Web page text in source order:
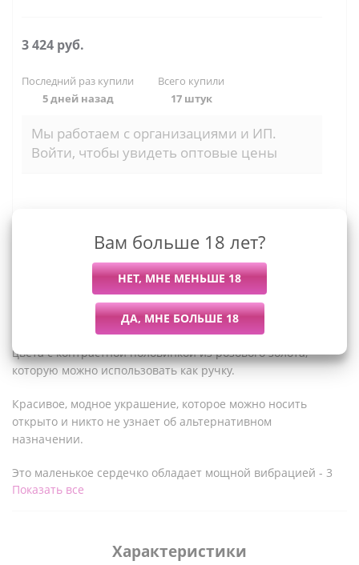
3 424 руб.
Последний раз купили
5 дней назад
Всего купили
17 штук
Мы работаем с организациями и ИП.
Войти, чтобы увидеть оптовые цены
Описание
Это вибрирующее силиконовое ожерелье в форме сердца
выполнено из прочного гладкого силикона ярко-красного
цвета с контрастной половинкой из розового золота,
которую можно использовать как ручку.
Красивое, модное украшение, которое можно носить
открыто и никто не узнает об альтернативном
назначении.
Это маленькое сердечко обладает мощной вибрацией - 3
скорости и 7 режимов, которые будут возбуждать ваши
В качестве бонуса, этот перезаряжаемый стимулятор
Показать все
Характеристики
Вам больше 18 лет?